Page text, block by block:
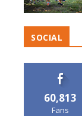
SOCIAL
60,813
Fans